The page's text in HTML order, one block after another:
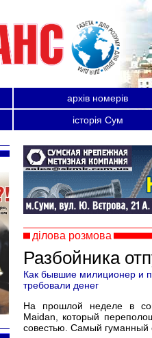
архів номерів
історія Сум
ділова розмова
Разбойника
Как бывшие милиционер и
требовали денег
На прошлой неделе в
Maidan, который
совестью. Самый гуманный